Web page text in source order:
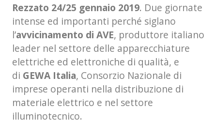
Rezzato 24/25 gennaio 2019. Due giornate
intense ed importanti perché siglano
l’avvicinamento di AVE, produttore italiano
leader nel settore delle apparecchiature
elettriche ed elettroniche di qualità, e
di GEWA Italia, Consorzio Nazionale di
imprese operanti nella distribuzione di
materiale elettrico e nel settore
illuminotecnico.